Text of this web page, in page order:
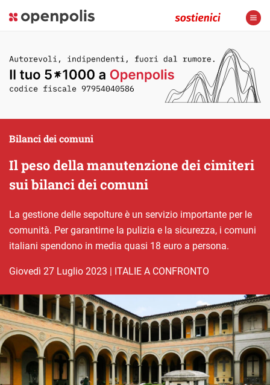
Il peso della manutenzione dei cimiteri
sui bilanci dei comuni
Bilanci dei comuni
La gestione delle sepolture è un servizio importante per le
comunità. Per garantirne la pulizia e la sicurezza, i comuni
italiani spendono in media quasi 18 euro a persona.
giovedì 27 Luglio 2023 | ITALIE A CONFRONTO